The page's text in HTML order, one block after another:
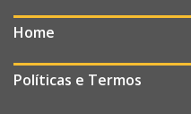
Home
Políticas e Termos